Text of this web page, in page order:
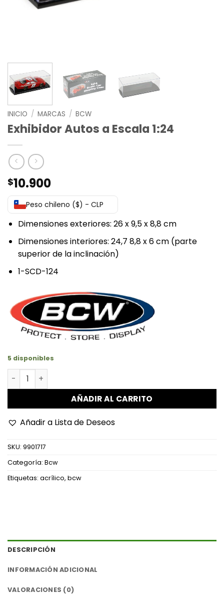
INICIO / MARCAS / BCW
Exhibidor Autos a Escala 1:24
$10.900
Peso chileno ($) - CLP
Dimensiones exteriores: 26 x 9,5 x 8,8 cm
Dimensiones interiores: 24,7 8,8 x 6 cm (parte
superior de la inclinación)
1-SCD-124
5 disponibles
Exhibidor Autos a Escala 1:24 cantidad
AÑADIR AL CARRITO
Añadir a Lista de Deseos
SKU: 9901717
Categoría: Bcw
Etiquetas: acrílico, bcw
DESCRIPCIÓN
INFORMACIÓN ADICIONAL
VALORACIONES (0)